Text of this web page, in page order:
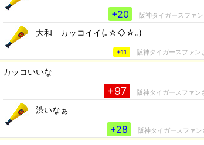
+20 阪神タイガースファン
大和 カッコイイ(｡☆◇☆｡)
+11 阪神タイガースファン
カッコいいな
+97 阪神タイガースファン
渋いなぁ
+28 阪神タイガースファン